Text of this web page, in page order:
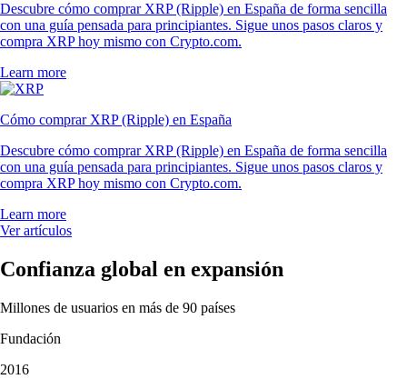
Descubre cómo comprar XRP (Ripple) en España de forma sencilla
con una guía pensada para principiantes. Sigue unos pasos claros y
compra XRP hoy mismo con Crypto.com.
Learn more
Cómo comprar XRP (Ripple) en España
Descubre cómo comprar XRP (Ripple) en España de forma sencilla
con una guía pensada para principiantes. Sigue unos pasos claros y
compra XRP hoy mismo con Crypto.com.
Learn more
Ver artículos
Confianza global en expansión
Millones de usuarios en más de 90 países
Fundación
2016